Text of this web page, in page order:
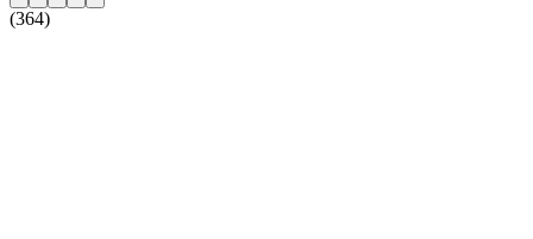
(364)